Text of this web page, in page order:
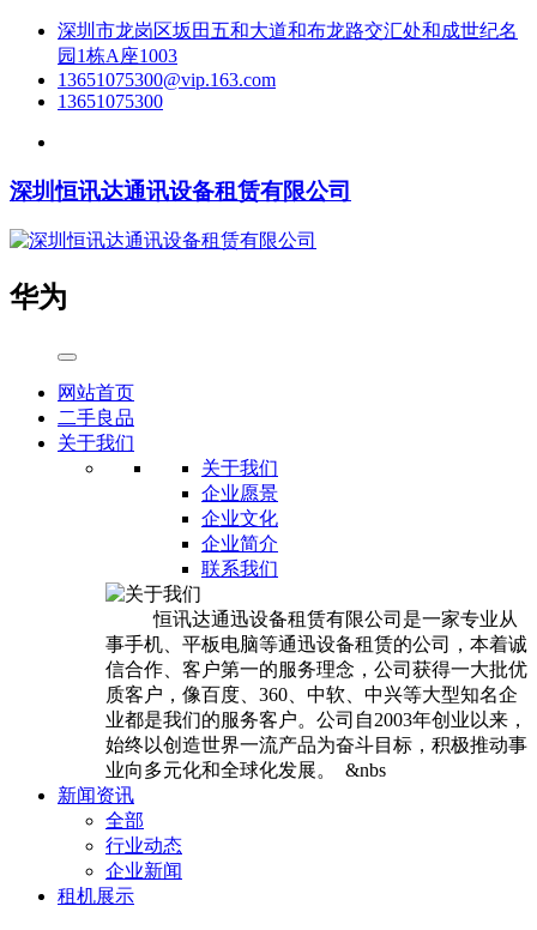
深圳市龙岗区坂田五和大道和布龙路交汇处和成世纪名
园1栋A座1003
13651075300@vip.163.com
13651075300
深圳恒讯达通讯设备租赁有限公司
华为
网站首页
二手良品
关于我们
关于我们
企业愿景
企业文化
企业简介
联系我们
恒讯达通迅设备租赁有限公司是一家专业从
事手机、平板电脑等通迅设备租赁的公司，本着诚
信合作、客户第一的服务理念，公司获得一大批优
质客户，像百度、360、中软、中兴等大型知名企
业都是我们的服务客户。公司自2003年创业以来，
始终以创造世界一流产品为奋斗目标，积极推动事
业向多元化和全球化发展。 &nbs
新闻资讯
全部
行业动态
企业新闻
租机展示